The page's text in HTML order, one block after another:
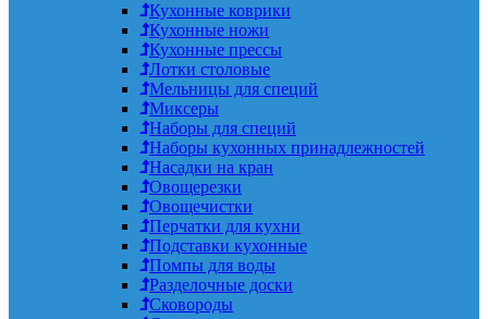
Кухонные коврики
Кухонные ножи
Кухонные прессы
Лотки столовые
Мельницы для специй
Миксеры
Наборы для специй
Наборы кухонных принадлежностей
Насадки на кран
Овощерезки
Овощечистки
Перчатки для кухни
Подставки кухонные
Помпы для воды
Разделочные доски
Сковороды